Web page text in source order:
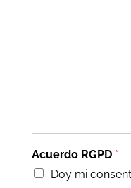
Acuerdo RGPD *
Doy mi